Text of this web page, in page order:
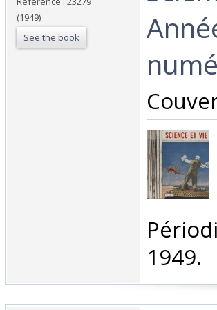
(1949)
See the book
1949.‎